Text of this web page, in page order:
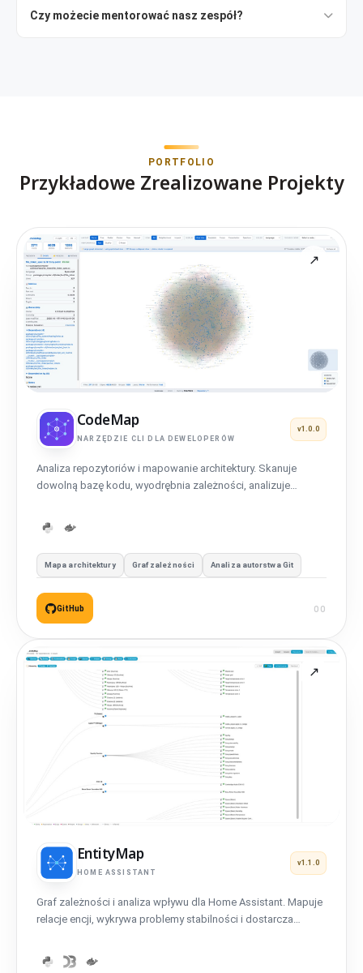
Czy możecie mentorować nasz zespół?
PORTFOLIO
Przykładowe Zrealizowane Projekty
CodeMap
NARZĘDZIE CLI DLA DEWELOPERÓW
v1.0.0
Analiza repozytoriów i mapowanie architektury. Skanuje
dowolną bazę kodu, wyodrębnia zależności, analizuje
Mapa architektury Graf zależności Analiza autorstwa Git
GitHub
EntityMap
HOME ASSISTANT
v1.1.0
Graf zależności i analiza wpływu dla Home Assistant. Mapuje
relacje encji, wykrywa problemy stabilności i dostarcza